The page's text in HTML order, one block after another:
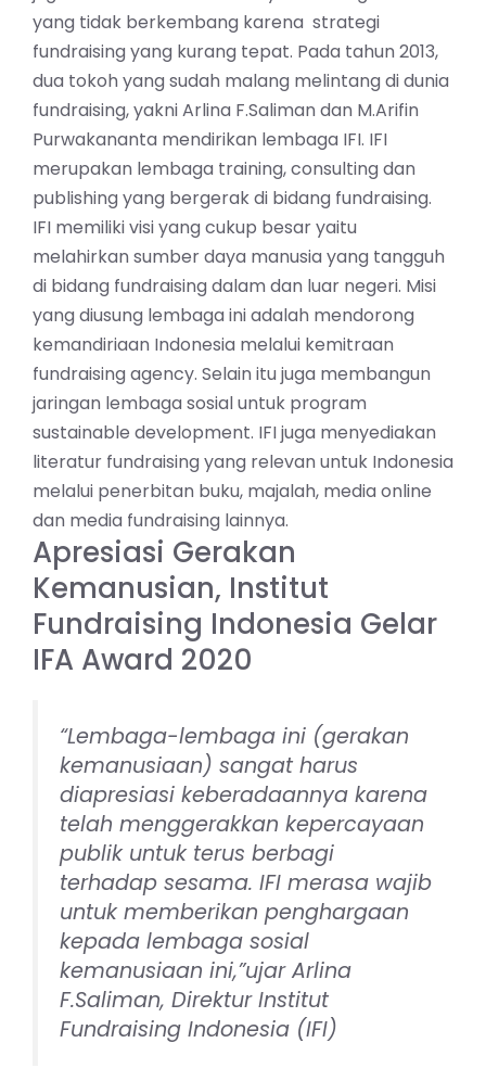
yang tidak berkembang karena strategi
fundraising yang kurang tepat. Pada tahun 2013,
dua tokoh yang sudah malang melintang di dunia
fundraising, yakni Arlina F.Saliman dan M.Arifin
Purwakananta mendirikan lembaga IFI. IFI
merupakan lembaga training, consulting dan
publishing yang bergerak di bidang fundraising.
IFI memiliki visi yang cukup besar yaitu
melahirkan sumber daya manusia yang tangguh
di bidang fundraising dalam dan luar negeri. Misi
yang diusung lembaga ini adalah mendorong
kemandiriaan Indonesia melalui kemitraan
fundraising agency. Selain itu juga membangun
jaringan lembaga sosial untuk program
sustainable development. IFI juga menyediakan
literatur fundraising yang relevan untuk Indonesia
melalui penerbitan buku, majalah, media online
dan media fundraising lainnya.
Apresiasi Gerakan
Kemanusian, Institut
Fundraising Indonesia Gelar
IFA Award 2020
“Lembaga-lembaga ini (gerakan
kemanusiaan) sangat harus
diapresiasi keberadaannya karena
telah menggerakkan kepercayaan
publik untuk terus berbagi
terhadap sesama. IFI merasa wajib
untuk memberikan penghargaan
kepada lembaga sosial
kemanusiaan ini,”ujar Arlina
F.Saliman, Direktur Institut
Fundraising Indonesia (IFI)